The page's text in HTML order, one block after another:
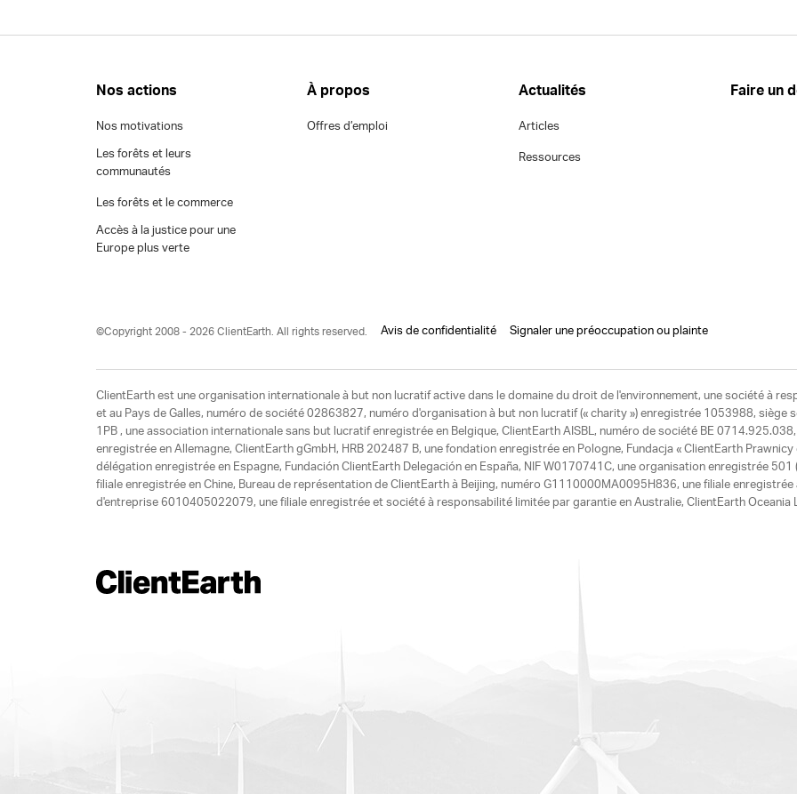
Nos actions
Nos motivations
Les forêts et leurs
communautés
Les forêts et le commerce
Accès à la justice pour une
Europe plus verte
À propos
Offres d’emploi
Actualités
Articles
Ressources
Faire un
©Copyright 2008 - 2026 ClientEarth. All rights reserved. Avis de confidentialité Signaler une préoccupation ou plainte
ClientEarth est une organisation internationale à but non lucratif active dans le domaine du droit de l'environnement, une société à
et au Pays de Galles, numéro de société 02863827, numéro d'organisation à but non lucratif (« charity ») enregistrée 1053988, siège
1PB , une association internationale sans but lucratif enregistrée en Belgique, ClientEarth AISBL, numéro de société BE
enregistrée en Allemagne, ClientEarth gGmbH, HRB 202487 B, une fondation enregistrée en Pologne, Fundacja « ClientEarth
délégation enregistrée en Espagne, Fundación ClientEarth Delegación en España, NIF W0170741C, une organisation enregistrée
filiale enregistrée en Chine, Bureau de représentation de ClientEarth à Beijing, numéro G1110000MA0095H836, une filiale
d'entreprise 6010405022079, une filiale enregistrée et société à responsabilité limitée par garantie en Australie, ClientEarth